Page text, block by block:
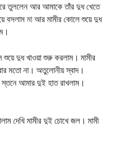
তুললেন আর আমাকে তাঁর দুধ খেতে
বসলামমাআর মামীর কোলে শুয়ে দুধ
দুধ খাওয়া শুরু করলাম। মামীর
মতো না। অতুলোনীয় স্বাদ।
স্তনে আমার দুই হাত রাখলাম।
দেখি মামীর দুই চোখে জল। মামী